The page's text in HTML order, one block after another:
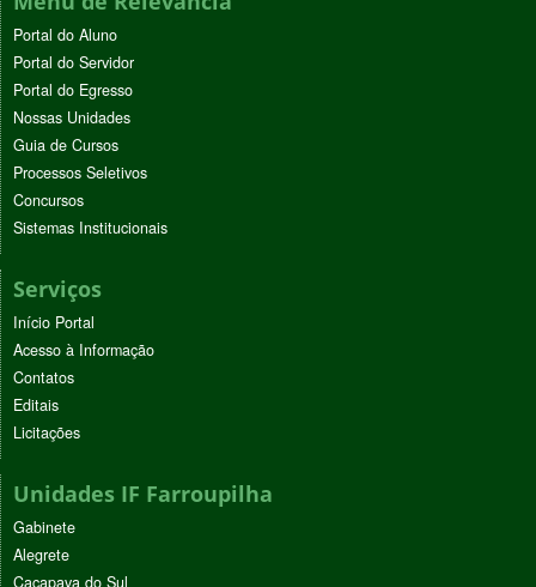
Portal do Aluno
Portal do Servidor
Portal do Egresso
Nossas Unidades
Guia de Cursos
Processos Seletivos
Concursos
Sistemas Institucionais
Serviços
Início Portal
Acesso à Informação
Contatos
Editais
Licitações
Unidades IF Farroupilha
Gabinete
Alegrete
Caçapava do Sul